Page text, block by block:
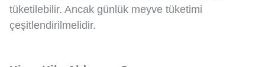
tüketilebilir. Ancak günlük meyve tüketimi
çeşitlendirilmelidir.